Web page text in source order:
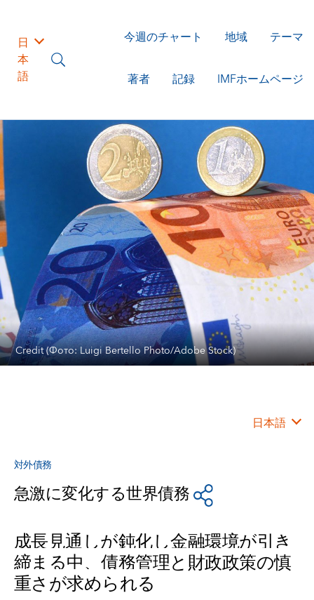
日
本
語
今週のチャート 地域 テーマ
著者 記録 IMFホームページ
Credit (Фото: Luigi Bertello Photo/Adobe Stock)
日本語
対外債務
急激に変化する世界債務
成長見通しが鈍化し金融環境が引き
締まる中、債務管理と財政政策の慎
重さが求められる